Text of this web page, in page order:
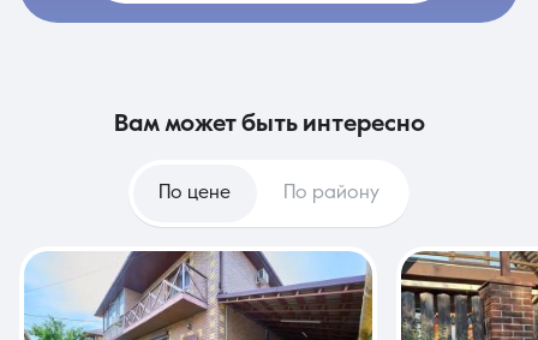
вам может быть интересно
По цене По району